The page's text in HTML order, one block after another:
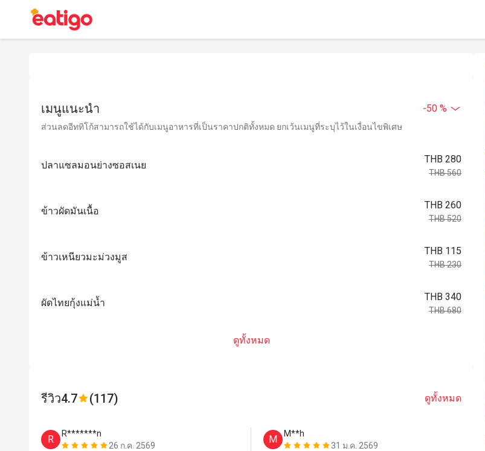
เมนูแนะนำ -50 %
ส่วนลดอีททิโก้สามารถใช้ได้กับเมนูอาหารที่เป็นราคาปกติทั้งหมด ยกเว้นเมนูที่ระบุไว้ในเงื่อนไขพิเศษ
ปลาแซลมอนย่างซอสเนย
THB 280
THB 560
ข้าวผัดมันเนื้อ
THB 260
THB 520
ข้าวเหนียวมะม่วงมูส
THB 115
THB 230
ผัดไทยกุ้งแม่น้ำ
THB 340
THB 680
ดูทั้งหมด
รีวิว4.7 (117) ดูทั้งหมด
R
R*******n
26 ก.ค. 2569
M
M**h
31 ม.ค. 2569